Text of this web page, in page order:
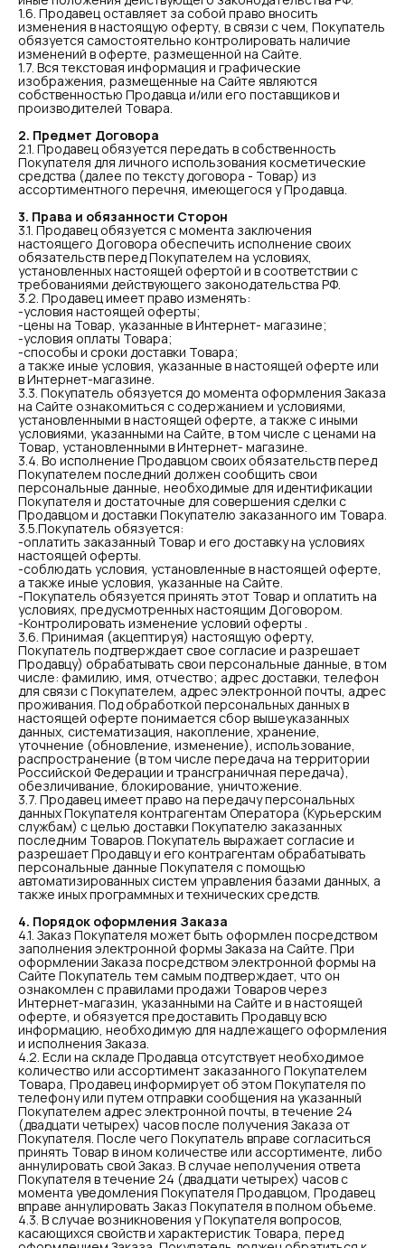
1.6. Продавец оставляет за собой право вносить
изменения в настоящую оферту, в связи с чем, Покупатель
обязуется самостоятельно контролировать наличие
изменений в оферте, размещенной на Сайте.
1.7. Вся текстовая информация и графические
изображения, размещенные на Сайте являются
собственностью Продавца и/или его поставщиков и
производителей Товара.
2. Предмет Договора
2.1. Продавец обязуется передать в собственность
Покупателя для личного использования косметические
средства (далее по тексту договора - Товар) из
ассортиментного перечня, имеющегося у Продавца.
3. Права и обязанности Сторон
3.1. Продавец обязуется с момента заключения
настоящего Договора обеспечить исполнение своих
обязательств перед Покупателем на условиях,
установленных настоящей офертой и в соответствии с
требованиями действующего законодательства РФ.
3.2. Продавец имеет право изменять:
-условия настоящей оферты;
-цены на Товар, указанные в Интернет- магазине;
-условия оплаты Товара;
-способы и сроки доставки Товара;
а также иные условия, указанные в настоящей оферте или
в Интернет-магазине.
3.3. Покупатель обязуется до момента оформления Заказа
на Сайте ознакомиться с содержанием и условиями,
установленными в настоящей оферте, а также с иными
условиями, указанными на Сайте, в том числе с ценами на
Товар, установленными в Интернет- магазине.
3.4. Во исполнение Продавцом своих обязательств перед
Покупателем последний должен сообщить свои
персональные данные, необходимые для идентификации
Покупателя и достаточные для совершения сделки с
Продавцом и доставки Покупателю заказанного им Товара.
3.5.Покупатель обязуется:
-оплатить заказанный Товар и его доставку на условиях
настоящей оферты.
-соблюдать условия, установленные в настоящей оферте,
а также иные условия, указанные на Сайте.
-Покупатель обязуется принять этот Товар и оплатить на
условиях, предусмотренных настоящим Договором.
-Контролировать изменение условий оферты .
3.6. Принимая (акцептируя) настоящую оферту,
Покупатель подтверждает свое согласие и разрешает
Продавцу) обрабатывать свои персональные данные, в том
числе: фамилию, имя, отчество; адрес доставки, телефон
для связи с Покупателем, адрес электронной почты, адрес
проживания. Под обработкой персональных данных в
настоящей оферте понимается сбор вышеуказанных
данных, систематизация, накопление, хранение,
уточнение (обновление, изменение), использование,
распространение (в том числе передача на территории
Российской Федерации и трансграничная передача),
обезличивание, блокирование, уничтожение.
3.7. Продавец имеет право на передачу персональных
данных Покупателя контрагентам Оператора (Курьерским
службам) с целью доставки Покупателю заказанных
последним Товаров. Покупатель выражает согласие и
разрешает Продавцу и его контрагентам обрабатывать
персональные данные Покупателя с помощью
автоматизированных систем управления базами данных, а
также иных программных и технических средств.
4. Порядок оформления Заказа
4.1. Заказ Покупателя может быть оформлен посредством
заполнения электронной формы Заказа на Сайте. При
оформлении Заказа посредством электронной формы на
Сайте Покупатель тем самым подтверждает, что он
ознакомлен с правилами продажи Товаров через
Интернет-магазин, указанными на Сайте и в настоящей
оферте, и обязуется предоставить Продавцу всю
информацию, необходимую для надлежащего оформления
и исполнения Заказа.
4.2. Если на складе Продавца отсутствует необходимое
количество или ассортимент заказанного Покупателем
Товара, Продавец информирует об этом Покупателя по
телефону или путем отправки сообщения на указанный
Покупателем адрес электронной почты, в течение 24
(двадцати четырех) часов после получения Заказа от
Покупателя. После чего Покупатель вправе согласиться
принять Товар в ином количестве или ассортименте, либо
аннулировать свой Заказ. В случае неполучения ответа
Покупателя в течение 24 (двадцати четырех) часов с
момента уведомления Покупателя Продавцом, Продавец
вправе аннулировать Заказ Покупателя в полном объеме.
4.3. В случае возникновения у Покупателя вопросов,
касающихся свойств и характеристик Товара, перед